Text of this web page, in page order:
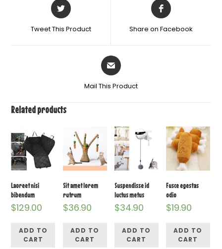
Tweet This Product Share on Facebook
Mail This Product
Related products
Laoreet nisi
bibendum
$129.00
ADD TO
CART
Sit amet lorem
rutrum
$36.90
ADD TO
CART
Suspendisse id
luctus metus
$34.90
ADD TO
CART
Fusce egestas
odio
$19.90
ADD TO
CART